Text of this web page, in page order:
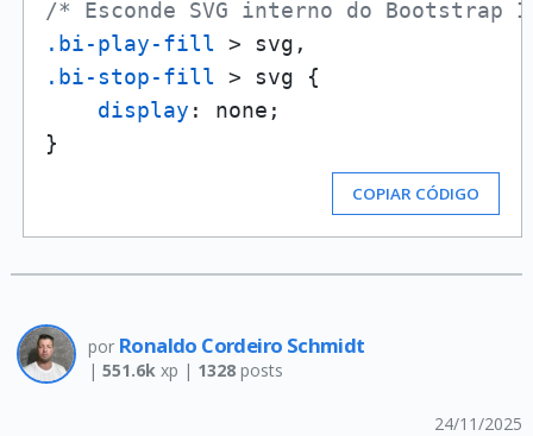
/* Esconde SVG interno do Bootstrap
.bi-play-fill
.bi-stop-fill > svg {
display : none;
COPIAR CÓDIGO
por Ronaldo Cordeiro Schmidt
| 551.6kxp | 1328posts
24/11/2025